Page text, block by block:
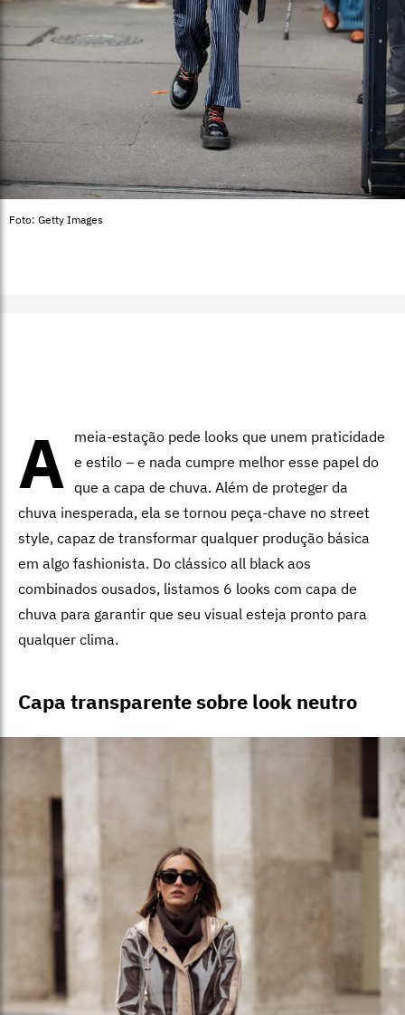
Foto: Getty Images
A meia-estação pede looks que unem praticidade
e estilo – e nada cumpre melhor esse papel do
que a capa de chuva. Além de proteger da
chuva inesperada, ela se tornou peça-chave no street
style, capaz de transformar qualquer produção básica
em algo fashionista. Do clássico all black aos
combinados ousados, listamos 6 looks com capa de
chuva para garantir que seu visual esteja pronto para
qualquer clima.
Capa transparente sobre look neutro